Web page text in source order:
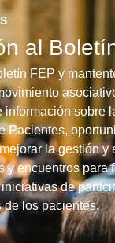
al
FEP y
información sobre
Pacientes,
la gestión y
y encuentros para
de
de los pacientes.